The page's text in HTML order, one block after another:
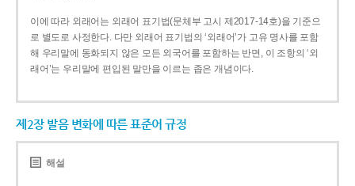
이에 따라 외래어는 외래어 표기법(문체부 고시 제2017-14호)을 기준으
로 별도로 사정한다. 다만 외래어 표기법의 ‘외래어’가 고유 명사를 포함
해 우리말에 동화되지 않은 모든 외국어를 포함하는 반면, 이 조항의 ‘외
래어’는 우리말에 편입된 말만을 이르는 좁은 개념이다.
제2장 발음 변화에 따른 표준어 규정
해설